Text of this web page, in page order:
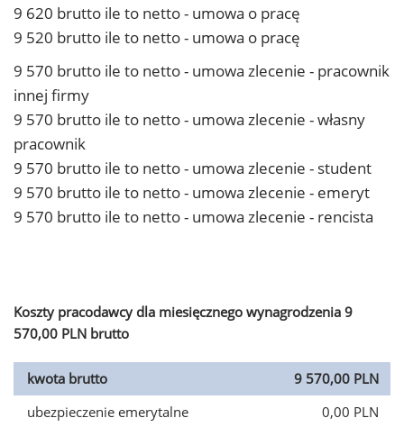
9 620 brutto ile to netto - umowa o pracę
9 520 brutto ile to netto - umowa o pracę
9 570 brutto ile to netto - umowa zlecenie - pracownik
innej firmy
9 570 brutto ile to netto - umowa zlecenie - własny
pracownik
9 570 brutto ile to netto - umowa zlecenie - student
9 570 brutto ile to netto - umowa zlecenie - emeryt
9 570 brutto ile to netto - umowa zlecenie - rencista
Koszty pracodawcy dla miesięcznego wynagrodzenia 9
570,00 PLN brutto
kwota brutto
9 570,00 PLN
ubezpieczenie emerytalne
0,00 PLN